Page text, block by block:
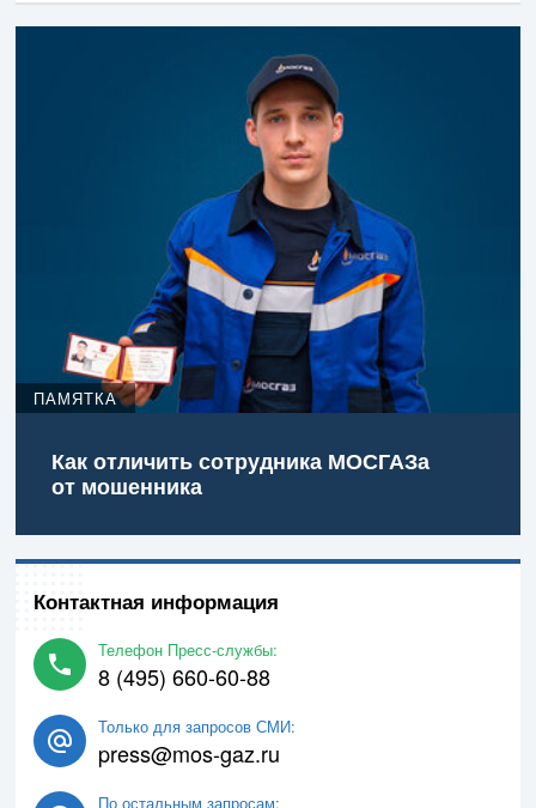
ПАМЯТКА
Как отличить сотрудника МОСГАЗа
от мошенника
Контактная информация
Телефон Пресс-службы:
8 (495) 660-60-88
Только для запросов СМИ:
press@mos-gaz.ru
По остальным запросам: